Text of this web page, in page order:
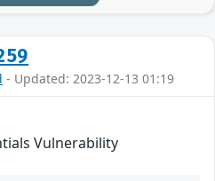
- Updated: 2023-12-13 01:19
Vulnerability